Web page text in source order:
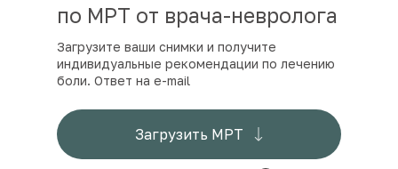
по МРТ от врача-невролога
Загрузите ваши снимки и получите
индивидуальные рекомендации по лечению
боли. Ответ на e-mail
Загрузить МРТ